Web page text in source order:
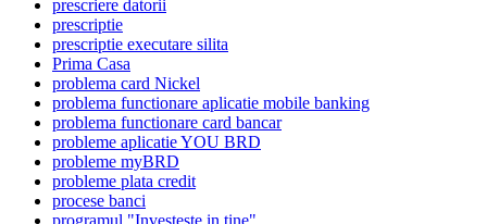
prescriere datorii
prescriptie
prescriptie executare silita
Prima Casa
problema card Nickel
problema functionare aplicatie mobile banking
problema functionare card bancar
probleme aplicatie YOU BRD
probleme myBRD
probleme plata credit
procese banci
programul "Investeste in tine"